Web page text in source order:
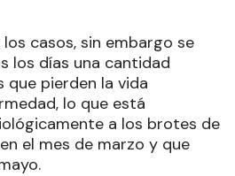
casos, sin embargo se
los días una cantidad
que pierden la vida
lo que está
a los brotes de
el mes de marzo y que